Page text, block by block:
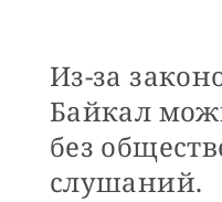
Из-за
Байкал
без
слушаний.